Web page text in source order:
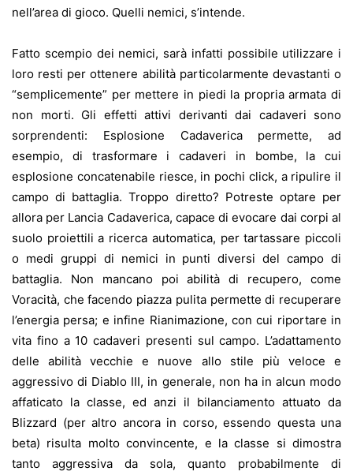
nell’area di gioco. Quelli nemici, s’intende.
Fatto scempio dei nemici, sarà infatti possibile utilizzare i
loro resti per ottenere abilità particolarmente devastanti o
“semplicemente” per mettere in piedi la propria armata di
non morti. Gli effetti attivi derivanti dai cadaveri sono
sorprendenti: Esplosione Cadaverica permette, ad
esempio, di trasformare i cadaveri in bombe, la cui
esplosione concatenabile riesce, in pochi click, a ripulire il
campo di battaglia. Troppo diretto? Potreste optare per
allora per Lancia Cadaverica, capace di evocare dai corpi al
suolo proiettili a ricerca automatica, per tartassare piccoli
o medi gruppi di nemici in punti diversi del campo di
battaglia. Non mancano poi abilità di recupero, come
Voracità, che facendo piazza pulita permette di recuperare
l’energia persa; e infine Rianimazione, con cui riportare in
vita fino a 10 cadaveri presenti sul campo. L’adattamento
delle abilità vecchie e nuove allo stile più veloce e
aggressivo di Diablo III, in generale, non ha in alcun modo
affaticato la classe, ed anzi il bilanciamento attuato da
Blizzard (per altro ancora in corso, essendo questa una
beta) risulta molto convincente, e la classe si dimostra
tanto aggressiva da sola, quanto probabilmente di